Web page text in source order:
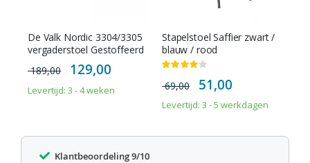
De Valk Nordic 3304/3305
vergaderstoel Gestoffeerd
189,00
Special
Price
129,00
Levertijd: 3 - 4 weken
Stapelstoel Saffier zwart /
blauw / rood
Waardering:
69,00
Special
Price
51,00
Levertijd: 3 - 5 werkdagen
Klantbeoordeling 9/10